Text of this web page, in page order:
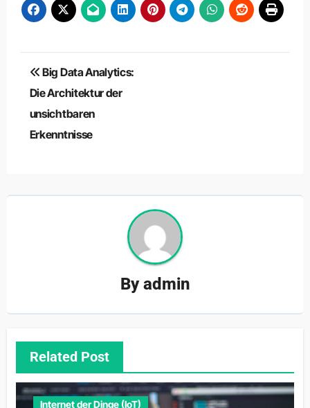
Beitragsnavigation
Big Data Analytics:
Die Architektur der
unsichtbaren
Erkenntnisse
Byadmin
Related Post
Internet der Dinge (IoT)